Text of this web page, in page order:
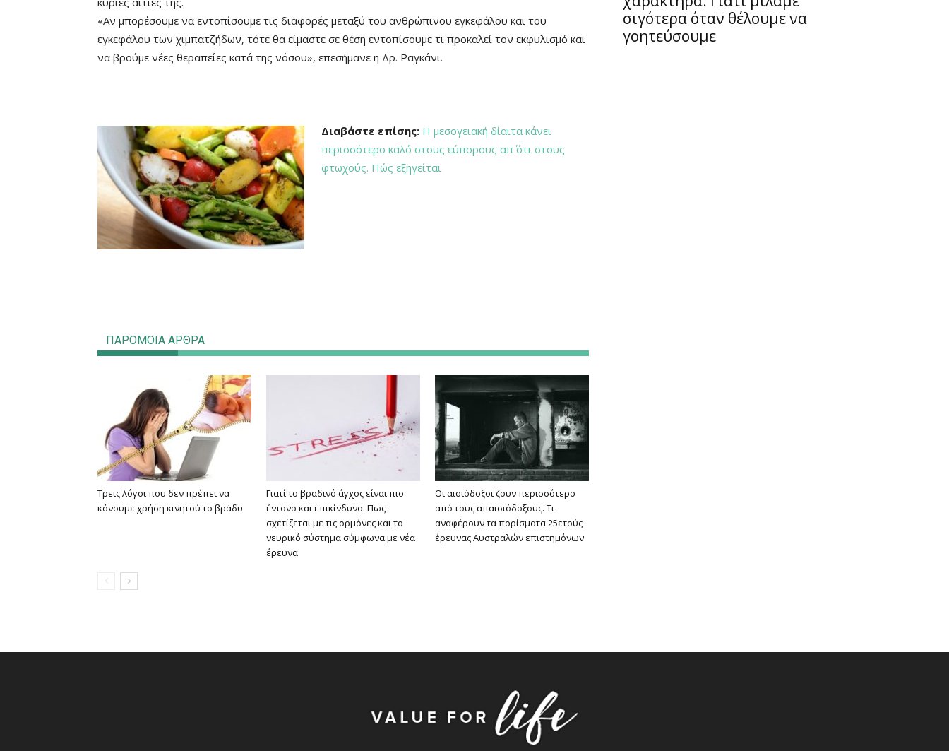
«Αν μπορέσουμε να εντοπίσουμε τις διαφορές μεταξύ του ανθρώπινου εγκεφάλου και του
εγκεφάλου των χιμπατζήδων, τότε θα είμαστε σε θέση εντοπίσουμε τι προκαλεί τον εκφυλισμό και
να βρούμε νέες θεραπείες κατά της νόσου», επεσήμανε η Δρ. Ραγκάνι.
Διαβάστε επίσης: Η μεσογειακή δίαιτα κάνει
περισσότερο καλό στους εύπορους απ΄ ότι στους
φτωχούς. Πώς εξηγείται
ΠΑΡΟΜΟΙΑ ΑΡΘΡΑ
Τρεις λόγοι που δεν πρέπει να
κάνουμε χρήση κινητού το βράδυ
Γιατί το βραδινό άγχος είναι πιο
έντονο και επικίνδυνο. Πως
σχετίζεται με τις ορμόνες και το
νευρικό σύστημα σύμφωνα με νέα
έρευνα
Οι αισιόδοξοι ζουν περισσότερο
από τους απαισιόδοξους. Τι
αναφέρουν τα πορίσματα 25ετούς
έρευνας Αυστραλών επιστημόνων
σιγότερα όταν θέλουμε να
γοητεύσουμε